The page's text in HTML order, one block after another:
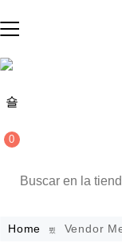
0
Home Vendor